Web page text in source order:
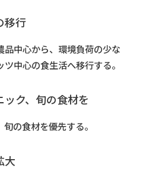
移行
品中心から、環境負荷の少な
中心の食生活へ移行する。
ック、旬の食材を
の食材を優先する。
大